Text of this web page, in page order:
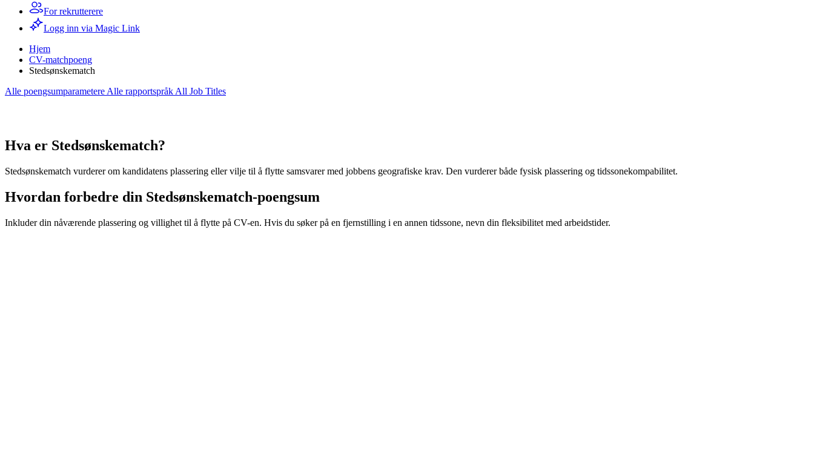
For rekrutterere
Logg inn via Magic Link
Hjem
CV-matchpoeng
Stedsønskematch
Alle poengsumparametere Alle rapportspråk All Job Titles
Hva er Stedsønskematch?
Stedsønskematch vurderer om kandidatens plassering eller vilje til å flytte samsvarer med jobbens geografiske krav. Den vurderer både fysisk plassering og tidssonekompabilitet.
Hvordan forbedre din Stedsønskematch-poengsum
Inkluder din nåværende plassering og villighet til å flytte på CV-en. Hvis du søker på en fjernstilling i en annen tidssone, nevn din fleksibilitet med arbeidstider.